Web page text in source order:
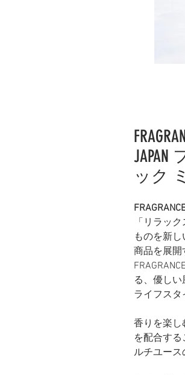
ック
「リラッ
ものを新
商品を展開
る、優し
ライフスタ
香りを楽し
を配合す
ルチユース